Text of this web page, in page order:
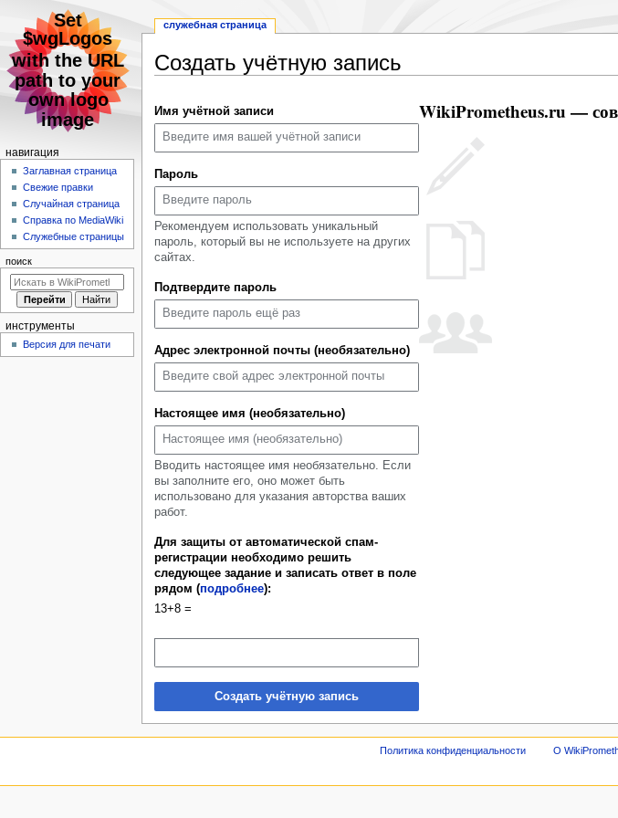
Создать учётную запись
к
навигации
к
поиску
Имя учётной записи
Пароль
Рекомендуем использовать уникальный
пароль, который вы не используете на других
сайтах.
Подтвердите пароль
Адрес электронной почты (необязательно)
Настоящее имя (необязательно)
Вводить настоящее имя необязательно. Если
вы заполните его, оно может быть
использовано для указания авторства ваших
работ.
Для защиты от автоматической спам-
регистрации необходимо решить
следующее задание и записать ответ в поле
рядом (подробнее):
13+8 =
Создать учётную запись
WikiPrometheus.ru —
Н
а
я
служебная страница
навигация
Заглавная страница
Свежие правки
Случайная страница
Справка по MediaWiki
Служебные страницы
поиск
инструменты
Версия для печати
Политика конфиденциальности О